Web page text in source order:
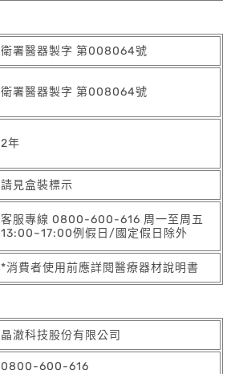
衛署醫器製字 第008064號
衛署醫器製字 第008064號
2年
請見盒裝標示
客服專線 0800-600-616 周一至周五
13:00~17:00例假日/國定假日除外
*消費者使用前應詳閱醫療器材說明書
晶澈科技股份有限公司
0800-600-616